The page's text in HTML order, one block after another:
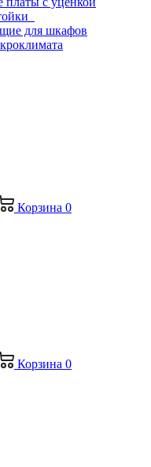
для шкафов
Корзина 0
Корзина 0